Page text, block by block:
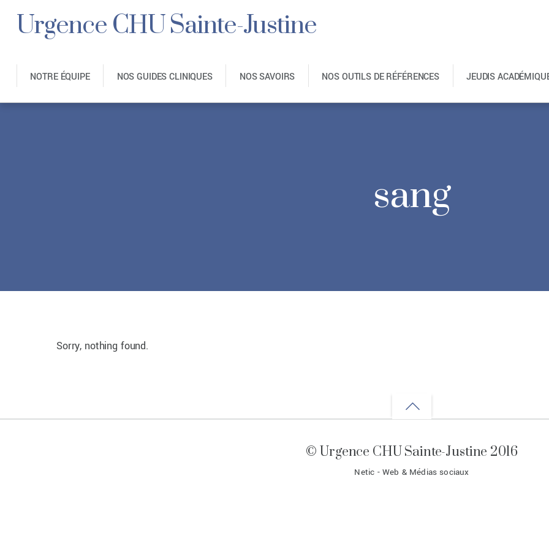
Urgence CHU Sainte-Justine
NOTRE ÉQUIPE NOS GUIDES CLINIQUES NOS SAVOIRS NOS OUTILS DE RÉFÉRENCES JEUDIS
sang
Sorry, nothing found.
Back
top
© Urgence CHU Sainte-Justine 2016
Netic - Web & Médias sociaux